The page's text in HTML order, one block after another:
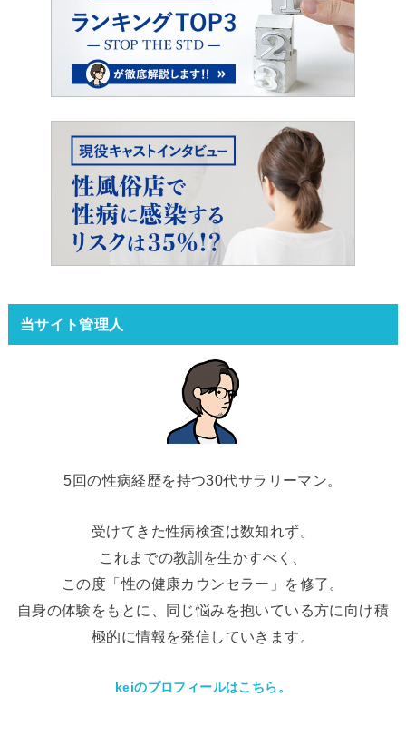
当サイト管理人
5回の性病経歴を持つ30代サラリーマン。
受けてきた性病検査は数知れず。
これまでの教訓を生かすべく、
この度「性の健康カウンセラー」を修了。
自身の体験をもとに、同じ悩みを抱いている方に向け積
極的に情報を発信していきます。
keiのプロフィールはこちら。